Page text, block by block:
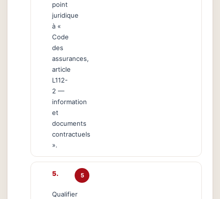
point
juridique
à «
Code
des
assurances,
article
L112-
2 —
information
et
documents
contractuels
».
5
Qualifier